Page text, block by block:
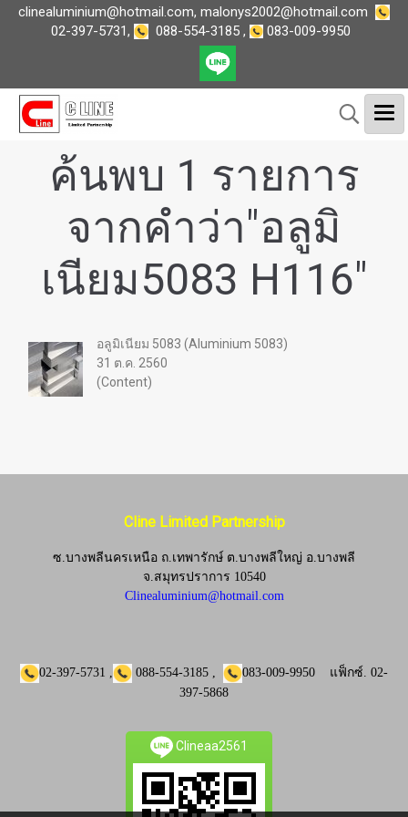
clinealuminium@hotmail.com, malonys2002@hotmail.com
02-397-5731, 088-554-3185, 083-009-9950
ค้นพบ 1 รายการ
จากคำว่า"อลูมิ
เนียม5083 H116"
อลูมิเนียม 5083 (Aluminium 5083)
31 ต.ค. 2560
(Content)
Cline Limited Partnership
ซ.บางพลีนครเหนือ ถ.เทพารักษ์ ต.บางพลีใหญ่ อ.บางพลี
จ.สมุทรปราการ 10540
Clinealuminium@hotmail.com
02-397-5731 , 088-554-3185 , 083-009-9950 แฟ็กซ์. 02-
397-5868
Clineaa2561